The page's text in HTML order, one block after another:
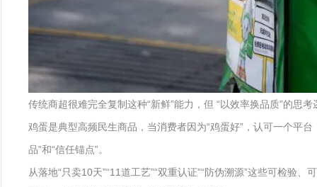
传统商超很难完全复制这种“新鲜”能力，但 “以效率换品质”的思
鸡蛋是典型高频民生商品，当消费者因为“鸡蛋好”，认可一个平
品”和“信任锚点”。
从落地“只卖10天”“11道工艺”“双重认证”“防伪溯源”这些可检验